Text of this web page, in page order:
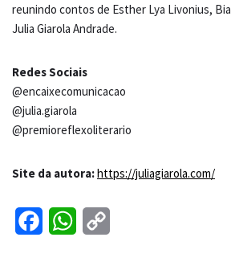
reunindo contos de Esther Lya Livonius,
Julia Giarola Andrade.
Redes Sociais
@encaixecomunicacao
@julia.giarola
@premioreflexoliterario
Site da autora:https://juliagiarola.com/